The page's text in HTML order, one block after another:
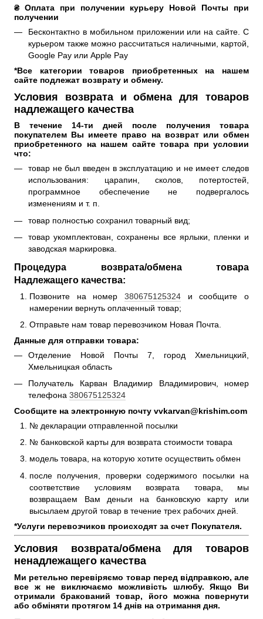
₴ Оплата при получении курьеру Новой Почты при
получении
Бесконтактно в мобильном приложении или на сайте. С
курьером также можно рассчитаться наличными, картой,
Google Pay или Apple Pay
*Все категории товаров приобретенных на нашем
сайте подлежат возврату и обмену.
Условия возврата и обмена для товаров
надлежащего качества
В течение 14-ти дней после получения товара
покупателем Вы имеете право на возврат или обмен
приобретенного на нашем сайте товара при условии
что:
товар не был введен в эксплуатацию и не имеет следов
использования: царапин, сколов, потертостей,
программное обеспечение не подвергалось
изменениям и т. п.
товар полностью сохранил товарный вид;
товар укомплектован, сохранены все ярлыки, пленки и
заводская маркировка.
Процедура возврата/обмена товара
Надлежащего качества:
Позвоните на номер 380675125324 и сообщите о
намерении вернуть оплаченный товар;
Отправьте нам товар перевозчиком Новая Почта.
Данные для отправки товара:
Отделение Новой Почты 7, город Хмельницкий,
Хмельницкая область
Получатель Карван Владимир Владимирович, номер
телефона 380675125324
Сообщите на электронную почту vvkarvan@krishim.com
№ декларации отправленной посылки
№ банковской карты для возврата стоимости товара
модель товара, на которую хотите осуществить обмен
после получения, проверки содержимого посылки на
соответствие условиям возврата товара, мы
возвращаем Вам деньги на банковскую карту или
высылаем другой товар в течение трех рабочих дней.
*Услуги перевозчиков происходят за счет Покупателя.
Условия возврата/обмена для товаров
ненадлежащего качества
Ми ретельно перевіряємо товар перед відправкою, але
все ж не виключаємо можливість шлюбу. Якщо Ви
отримали бракований товар, його можна повернути
або обміняти протягом 14 днів на отримання дня.